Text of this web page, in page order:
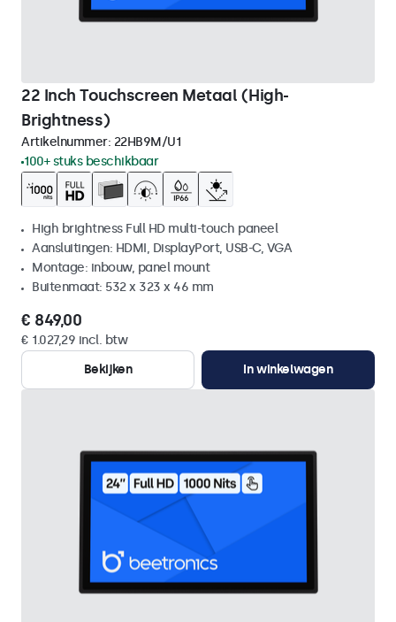
22 Inch Touchscreen Metaal (High-
Brightness)
Artikelnummer: 22HB9M/U1
100+ stuks beschikbaar
High brightness Full HD multi-touch paneel
Aansluitingen: HDMI, DisplayPort, USB-C, VGA
Montage: inbouw, panel mount
Buitenmaat: 532 x 323 x 46 mm
€ 849,00
€ 1.027,29 incl. btw
Bekijken
In winkelwagen